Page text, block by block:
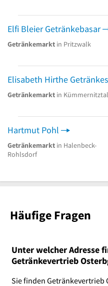
Elfi Bleier Getränkebasar
Getränkemarkt in Pritzwalk
Elisabeth Hirthe
Getränkemarkt in Kümmernitztal
Hartmut Pohl
Getränkemarkt in Halenbeck-
Rohlsdorf
Häufige Fragen
Unter welcher Adresse
Getränkevertrieb
Sie finden Getränkevertrieb